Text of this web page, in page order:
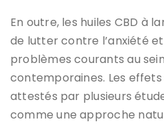
En outre, les huiles CBD à
de lutter contre l’anxiété
problèmes courants au
contemporaines. Les effets
attestés par plusieurs
comme une approche